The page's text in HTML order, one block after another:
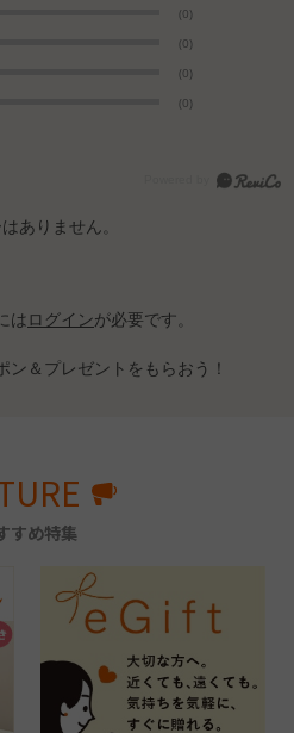
(0)
(0)
(0)
(0)
ありません。
は ログインが必要です。
ン＆プレゼントをもらおう！
すめ特集